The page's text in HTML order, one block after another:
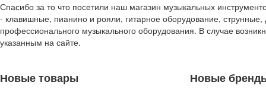
Спасибо за то что посетили наш магазин музыкальных
- клавишные, пианино и рояли, гитарное оборудование,
профессионального музыкального оборудования. В случае
указанным на сайте.
Новые товары Новые